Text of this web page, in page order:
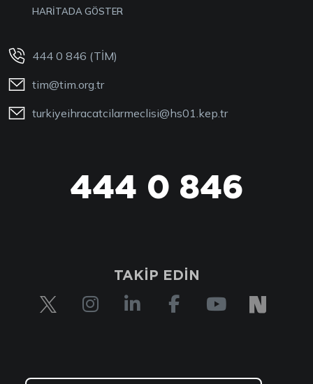
HARİTADA GÖSTER
444 0 846 (TİM)
tim@tim.org.tr
turkiyeihracatcilarmeclisi@hs01.kep.tr
444 0 846
TAKİP EDİN